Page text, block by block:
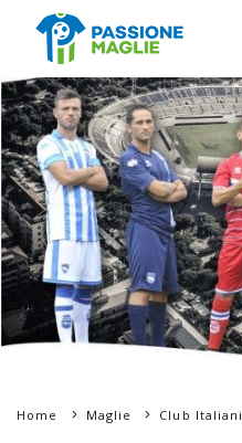
Home Maglie Club Italiani